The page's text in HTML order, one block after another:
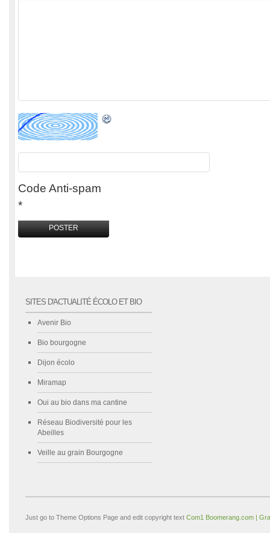
Code Anti-spam
*
SITES D'ACTUALITÉ ÉCOLO ET BIO
Avenir Bio
Bio bourgogne
Dijon écolo
Miramap
Oui au bio dans ma cantine
Réseau Biodiversité pour les
Abeilles
Veille au grain Bourgogne
Just go to Theme Options Page and edit copyright text Com1 Boomerang.com |